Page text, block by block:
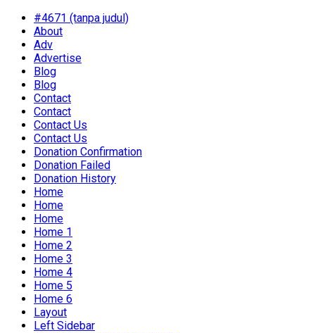
#4671 (tanpa judul)
About
Adv
Advertise
Blog
Blog
Contact
Contact
Contact Us
Contact Us
Donation Confirmation
Donation Failed
Donation History
Home
Home
Home
Home 1
Home 2
Home 3
Home 4
Home 5
Home 6
Layout
Left Sidebar